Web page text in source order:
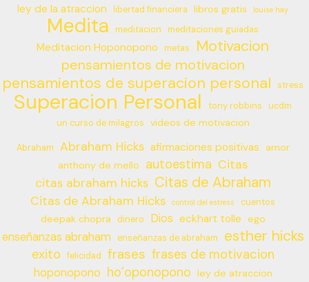
ley de la atraccion libertad financiera libros gratis louise hay
Medita meditacion meditaciones guiadas
Meditacion Hoponopono metas Motivacion
pensamientos de motivacion
pensamientos de superacion personal stress
Superacion Personal tony robbins
ucdm
un curso de milagros
videos de motivacion
Abraham Abraham Hicks afirmaciones positivas
amor
anthony de mello
autoestima Citas
citas abraham hicks Citas de Abraham
Citas de Abraham Hicks control del estress cuentos
deepak chopra dinero Dios eckhart tolle ego
enseñanzas abraham enseñanzas de abraham esther hicks
exito felicidad frases frases de motivacion
hoponopono ho’oponopono ley de atraccion